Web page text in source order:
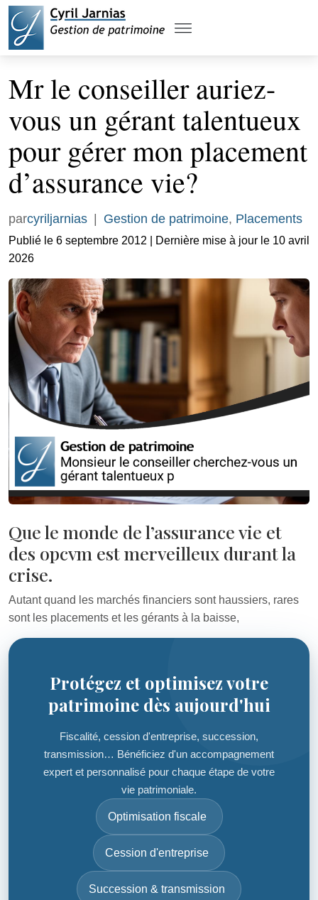
Mr le conseiller auriez-
vous un gérant talentueux
pour gérer mon placement
d’assurance vie?
parcyriljarnias Gestion de patrimoine, Placements
Publié le 6 septembre 2012 | Dernière mise à jour le 10 avril
2026
Que le monde de l’assurance vie et
des opcvm est merveilleux durant la
crise.
Autant quand les marchés financiers sont haussiers, rares
sont les placements et les gérants à la baisse,
Protégez et optimisez votre
patrimoine dès aujourd'hui
Fiscalité, cession d'entreprise, succession,
transmission… Bénéficiez d'un accompagnement
expert et personnalisé pour chaque étape de votre
vie patrimoniale.
Optimisation fiscale
Cession d'entreprise
Succession & transmission